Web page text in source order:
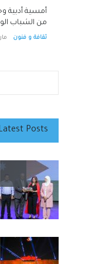
أمسية أدبية
من الشباب
ثقافة و فنون مارس
Posts